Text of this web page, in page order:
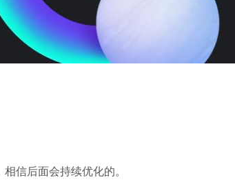
信后面会持续优化的。